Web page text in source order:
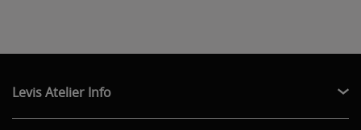
Levis Atelier Info